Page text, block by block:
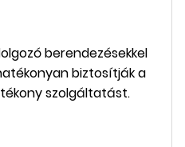
berendezésekkel
biztosítják a
szolgáltatást.